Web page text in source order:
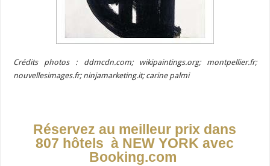
Crédits photos : ddmcdn.com; wikipaintings.org; montpellier.fr;
nouvellesimages.fr; ninjamarketing.it; carine palmi
Réservez au meilleur prix dans
807 hôtels à NEW YORK avec
Booking.com